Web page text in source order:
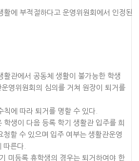
활에 부적절하다고 운영위원회에서 인정된
관에서 공동체 생활이 불가능한 학생
영위원회의 심의를 거쳐 원장이 퇴거를
에 따라 퇴거를 명할 수 있다.
생이 다음 등록 학기 생활관 입주를 희
청할 수 있으며 입주 여부는 생활관운영
따른다.
미등록 휴학생의 경우는 퇴거하여야 한